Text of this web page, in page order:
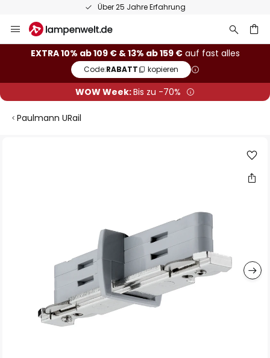
Über 25 Jahre Erfahrung
Inhalt
springen
EXTRA 10% ab 109 € & 13% ab 159 €auf fast alles
Code:RABATT kopieren
WOW Week:Bis zu -70%
Paulmann URail